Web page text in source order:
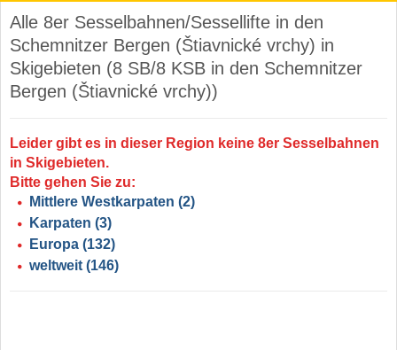
Alle 8er Sesselbahnen/Sessellifte in den
Schemnitzer Bergen (Štiavnické vrchy) in
Skigebieten (8 SB/8 KSB in den Schemnitzer
Bergen (Štiavnické vrchy))
Leider gibt es in dieser Region keine 8er Sesselbahnen
in Skigebieten.
Bitte gehen Sie zu:
Mittlere Westkarpaten (2)
Karpaten (3)
Europa (132)
weltweit (146)